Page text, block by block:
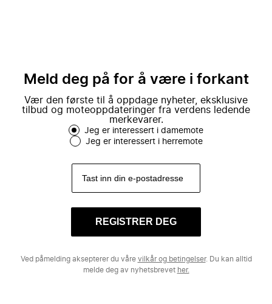
Meld deg på for å være i forkant
Vær den første til å oppdage nyheter, eksklusive
tilbud og moteoppdateringer fra verdens ledende
merkevarer.
Jeg er interessert i damemote
Jeg er interessert i herremote
REGISTRER DEG
Ved påmelding aksepterer du våre vilkår og betingelser. Du kan alltid
melde deg av nyhetsbrevet her.